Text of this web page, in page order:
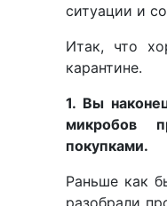
ситуации и
Итак, что
карантине.
1. Вы
микробов
покупками.
Раньше как